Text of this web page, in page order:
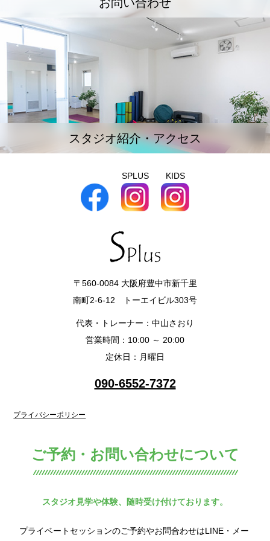
スタジオ紹介・アクセス
SPLUS KIDS
〒560-0084 大阪府豊中市新千里
南町2-6-12 トーエイビル303号
代表・トレーナー：中山さおり
営業時間：10:00 ～ 20:00
定休日：月曜日
090-6552-7372
プライバシーポリシー
ご予約・お問い合わせについて
スタジオ見学や体験、随時受け付けております。
プライベートセッションのご予約やお問合わせはLINE・メー